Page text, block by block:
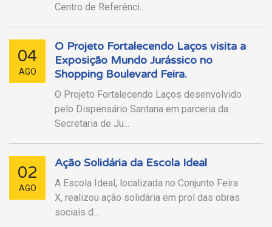
Centro de Referênci...
04
AGO
O Projeto Fortalecendo Laços visita a
Exposição Mundo Jurássico no
Shopping Boulevard Feira.
O Projeto Fortalecendo Laços desenvolvido
pelo Dispensário Santana em parceria da
Secretaria de Ju...
02
AGO
Ação Solidária da Escola Ideal
A Escola Ideal, localizada no Conjunto Feira
X, realizou ação solidária em prol das obras
sociais d...